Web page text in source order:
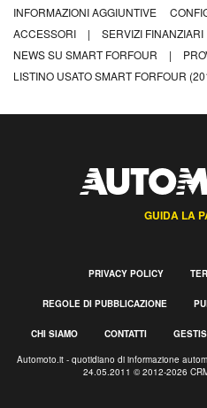
INFORMAZIONI AGGIUNTIVE
ACCESSORI
| SERVIZI FINANZIARI
NEWS SU SMART FORFOUR
|
LISTINO USATO SMART FORFOUR
GUIDA LA
PRIVACY POLICY
REGOLE DI PUBBLICAZIONE
CHI SIAMO CONTATTI
Automoto.it - quotidiano di informazione
24.05.2011 © 2012-2026